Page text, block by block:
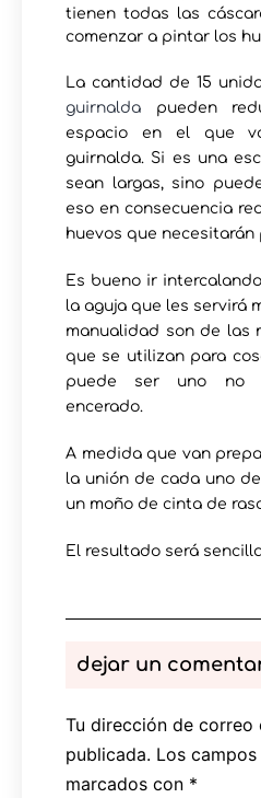
tienen todas las
comenzar a pintar los
La cantidad de 15
guirnalda pueden
espacio en el que
guirnalda. Si es una
sean largas, sino
eso en consecuencia
huevos que necesitarán
Es bueno ir
la aguja que les servirá
manualidad son de las
que se utilizan para
puede ser uno no
encerado.
A medida que van
la unión de cada uno
un moño de cinta de
El resultado será
dejar un
Tu dirección de correo
publicada. Los
marcados con *